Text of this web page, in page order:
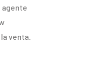
agente
venta.